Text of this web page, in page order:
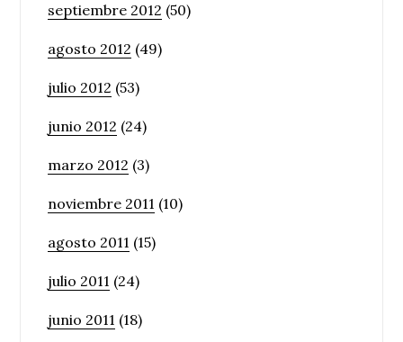
septiembre 2012 (50)
agosto 2012 (49)
julio 2012 (53)
junio 2012 (24)
marzo 2012 (3)
noviembre 2011 (10)
agosto 2011 (15)
julio 2011 (24)
junio 2011 (18)